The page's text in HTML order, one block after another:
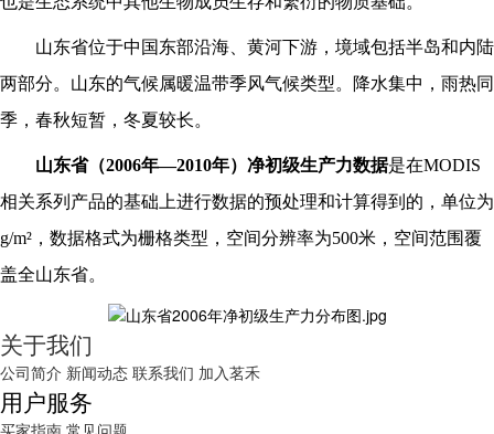
山东省位于中国东部沿海、黄河下游，境域包括半岛和内陆
两部分。山东的气候属暖温带季风气候类型。降水集中，雨热同
季，春秋短暂，冬夏较长。
山东省（2006年—2010年） 净初级生产力数据是在MODIS
相关系列产品的基础上进行数据的预处理和计算得到的，单位为
g/m²，数据格式为栅格类型，空间分辨率为500米，空间范围覆
盖全山东省。
关于我们
公司简介 新闻动态 联系我们 加入茗禾
用户服务
买家指南 常见问题